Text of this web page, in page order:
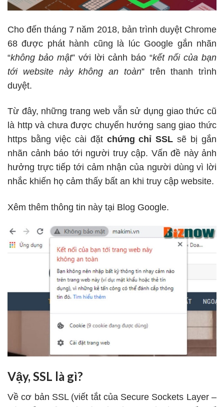
Cho đến tháng 7 năm 2018, bản trình duyệt Chrome
68 được phát hành cũng là lúc Google gắn nhãn
“không bảo mật” với lời cảnh báo “kết nối của bạn
tới website này không an toàn” trên thanh trình
duyệt.
Từ đây, những trang web vẫn sử dụng giao thức cũ
là httpvà chưa được chuyển hướng sang giao thức
https bằng việc cài đặt chứng chỉ SSL sẽ bị gắn
nhãn cảnh báo tới người truy cập. Vấn đề này ảnh
hưởng trực tiếp tới cảm nhận của người dùng vì lời
nhắc khiến họ cảm thấy bất an khi truy cập website.
Xêm thêm thông tin này tại Blog Google.
Vậy, SSL là gì?
Về cơ bản SSL (viết tắt của Secure Sockets Layer –